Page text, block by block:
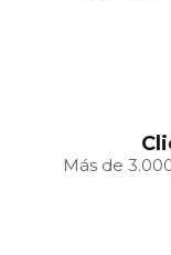
Más de